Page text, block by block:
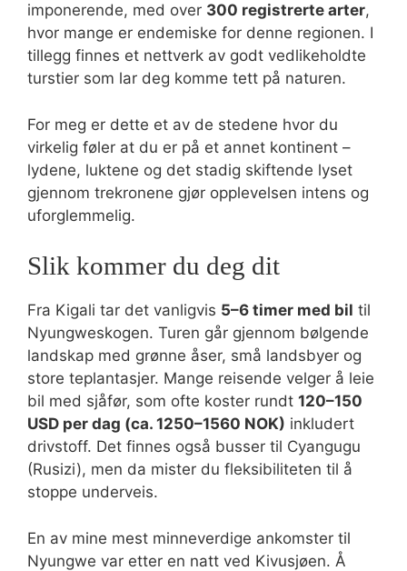
imponerende, med over 300 registrerte arter,
hvor mange er endemiske for denne regionen. I
tillegg finnes et nettverk av godt vedlikeholdte
turstier som lar deg komme tett på naturen.
For meg er dette et av de stedene hvor du
virkelig føler at du er på et annet kontinent –
lydene, luktene og det stadig skiftende lyset
gjennom trekronene gjør opplevelsen intens og
uforglemmelig.
Slik kommer du deg dit
Fra Kigali tar det vanligvis 5–6 timer med bil til
Nyungweskogen. Turen går gjennom bølgende
landskap med grønne åser, små landsbyer og
store teplantasjer. Mange reisende velger å leie
bil med sjåfør, som ofte koster rundt 120–150
USD per dag (ca. 1250–1560 NOK) inkludert
drivstoff. Det finnes også busser til Cyangugu
(Rusizi), men da mister du fleksibiliteten til å
stoppe underveis.
En av mine mest minneverdige ankomster til
Nyungwe var etter en natt ved Kivusjøen. Å